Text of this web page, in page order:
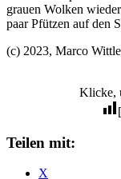
grauen Wolken
paar Pfützen auf den
(c) 2023, Marco
Klicke,
Teilen mit:
X